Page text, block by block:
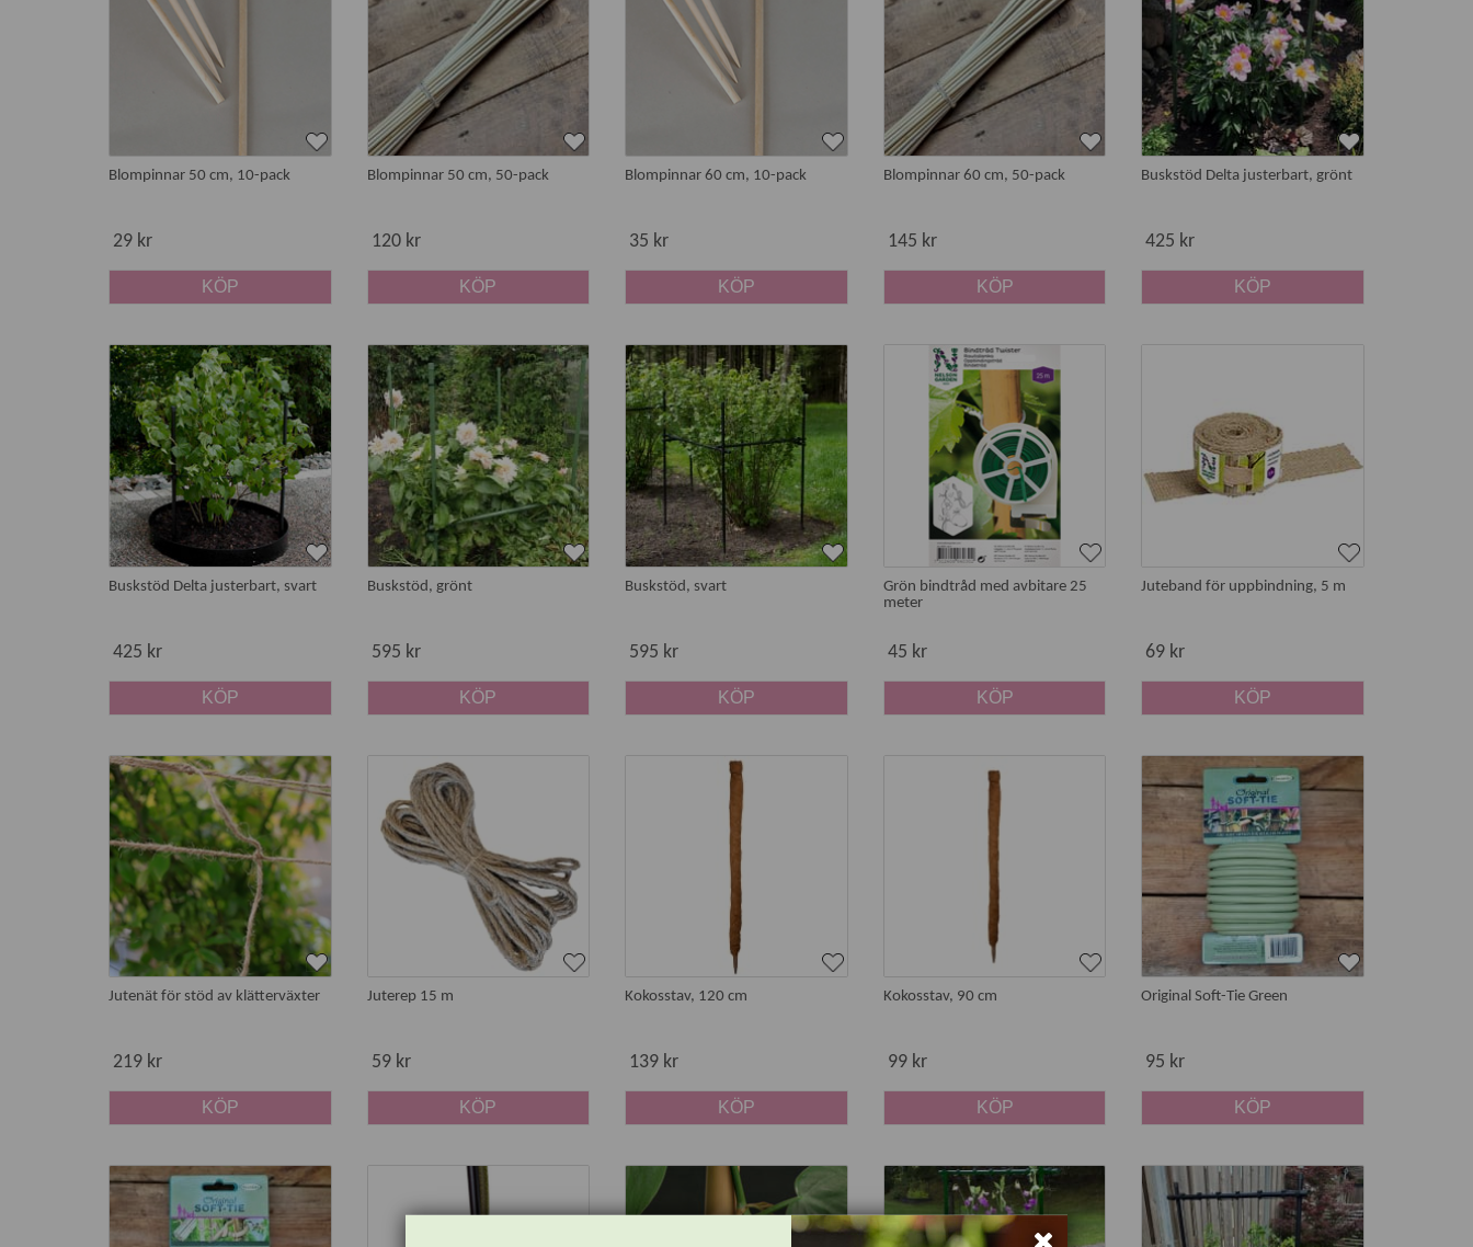
För krukväxter inomhus har vi trevlig klätterhjälp somkokosstav , mosspåle, spiraler och bågar. Vi har också speciellaamaryllisstöd orkidéstödmed snygga
pinnar och clips.
Tillbehör för uppbindning
har vi ett stort utbud. Du hittar alla slags hjälpmedel som flexibla, skonsamma band, clips och snören i både vackra naturmaterial som jute, ull och
kokos och återvunnen, tålig plast.
växtslag som med tiden får egen stadga i stammen, som buskar och träd.
Större växtstöd hittar du under rosenbåge och växtportal
Blompinnar 50 cm, 10-pack
29 kr
KÖP
Blompinnar 50 cm, 50-pack
120 kr
KÖP
Blompinnar 60 cm, 10-pack
35 kr
KÖP
Blompinnar 60 cm, 50-pack
145 kr
KÖP
Buskstöd Delta justerbart, grönt
425 kr
KÖP
Buskstöd Delta justerbart, svart
425 kr
KÖP
Buskstöd, grönt
595 kr
KÖP
Buskstöd, svart
595 kr
KÖP
Grön bindtråd med avbitare 25
meter
45 kr
KÖP
Juteband för uppbindning, 5 m
69 kr
KÖP
Jutenät för stöd av klätterväxter
219 kr
KÖP
Juterep 15 m
59 kr
KÖP
Kokosstav, 120 cm
139 kr
KÖP
Kokosstav, 90 cm
99 kr
KÖP
Original Soft-Tie Green
95 kr
KÖP